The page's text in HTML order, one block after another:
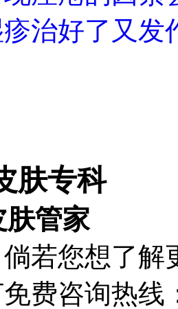
治好了又发
肤专科
肤管家
若您想了解
费咨询热线